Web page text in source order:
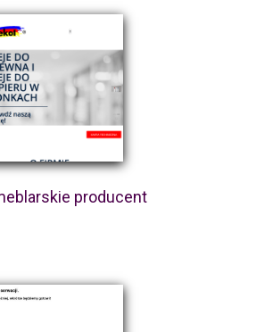
producent